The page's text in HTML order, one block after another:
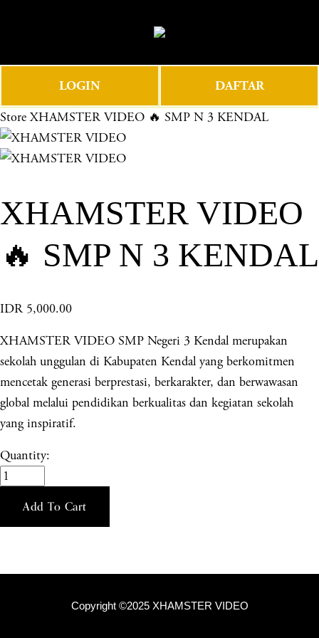
e
e
n
u
LOGIN DAFTAR
Store XHAMSTER VIDEO 🔥 SMP N 3 KENDAL
XHAMSTER VIDEO
🔥 SMP N 3 KENDAL
IDR 5,000.00
XHAMSTER VIDEO SMP Negeri 3 Kendal merupakan
sekolah unggulan di Kabupaten Kendal yang berkomitmen
mencetak generasi berprestasi, berkarakter, dan berwawasan
global melalui pendidikan berkualitas dan kegiatan sekolah
yang inspiratif.
Quantity:
Add To Cart
Copyright ©2025 XHAMSTER VIDEO